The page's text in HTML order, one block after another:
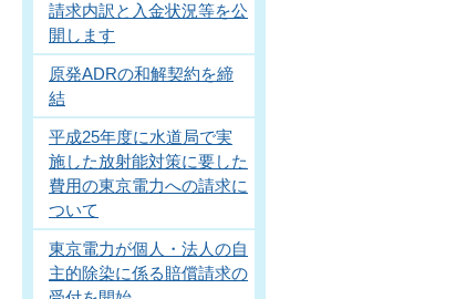
請求内訳と入金状況等を公
開します
原発ADRの和解契約を締
結
平成25年度に水道局で実
施した放射能対策に要した
費用の東京電力への請求に
ついて
東京電力が個人・法人の自
主的除染に係る賠償請求の